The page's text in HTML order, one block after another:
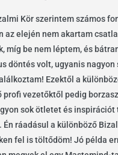
Kör szerintem számos
az elején nem akartam
míg be nem léptem, és
döntés volt, ugyanis nagyon
Ezektől a
profi vezetőktől pedig
sok ötletet és inspirációt
Én ráadásul a különböző
fel is töltődöm! Jó példa